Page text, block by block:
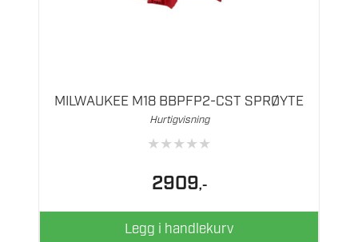
MILWAUKEE M18 BBPFP2-CST SPRØYTE
Hurtigvisning
★★★★★
2909,-
Legg i handlekurv